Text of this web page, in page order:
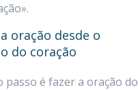
oração desde o
do coração
passo é fazer a oração do